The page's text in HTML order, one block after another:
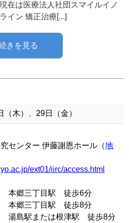
在は医療法人社団スマイルイノ
イン 矯正治療[...]
きを見る
（木）、29日（金）
センター 伊藤謝恩ホール（地
ext01/iirc/access.html
本郷三丁目駅 徒歩6分
本郷三丁目駅 徒歩8分
湯島駅または根津駅 徒歩8分